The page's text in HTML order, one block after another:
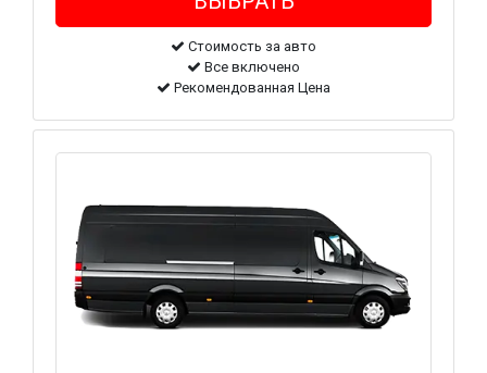
Стоимость за авто
Все включено
Рекомендованная Цена